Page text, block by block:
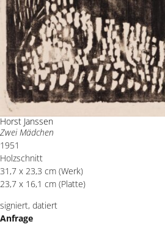
Horst Janssen
Zwei Mädchen
1951
Holzschnitt
31,7 x 23,3 cm (Werk)
23,7 x 16,1 cm (Platte)
signiert, datiert
Anfrage